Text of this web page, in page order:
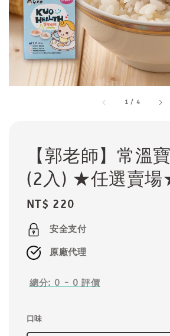
1 / 4
【郭老師】常溫
(2入) ★任選賣
Regular
price
NT$ 220
安全支付
原廠代理
總分: 0 - 0 評價
口味